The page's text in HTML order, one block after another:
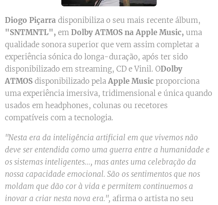
Diogo Piçarra disponibiliza o seu mais recente álbum,
"SNTMNTL", em Dolby ATMOS naApple Music, uma
qualidade sonora superior que vem assim completar a
experiência sónica do longa-duração, após ter sido
disponibilizado em streaming, CD e Vinil. ODolby
ATMOS disponibilizado pelaApple Music proporciona
uma experiência imersiva, tridimensional e única quando
usados em headphones, colunas ou recetores
compatíveis com a tecnologia.
"Nesta era da inteligência artificial em que vivemos não
deve ser entendida como uma guerra entre a humanidade e
os sistemas inteligentes…, mas antes uma celebração da
nossa capacidade emocional. São os sentimentos que nos
moldam que dão cor à vida e permitem continuemos a
inovar a criar nesta nova era.", afirma o artista no seu